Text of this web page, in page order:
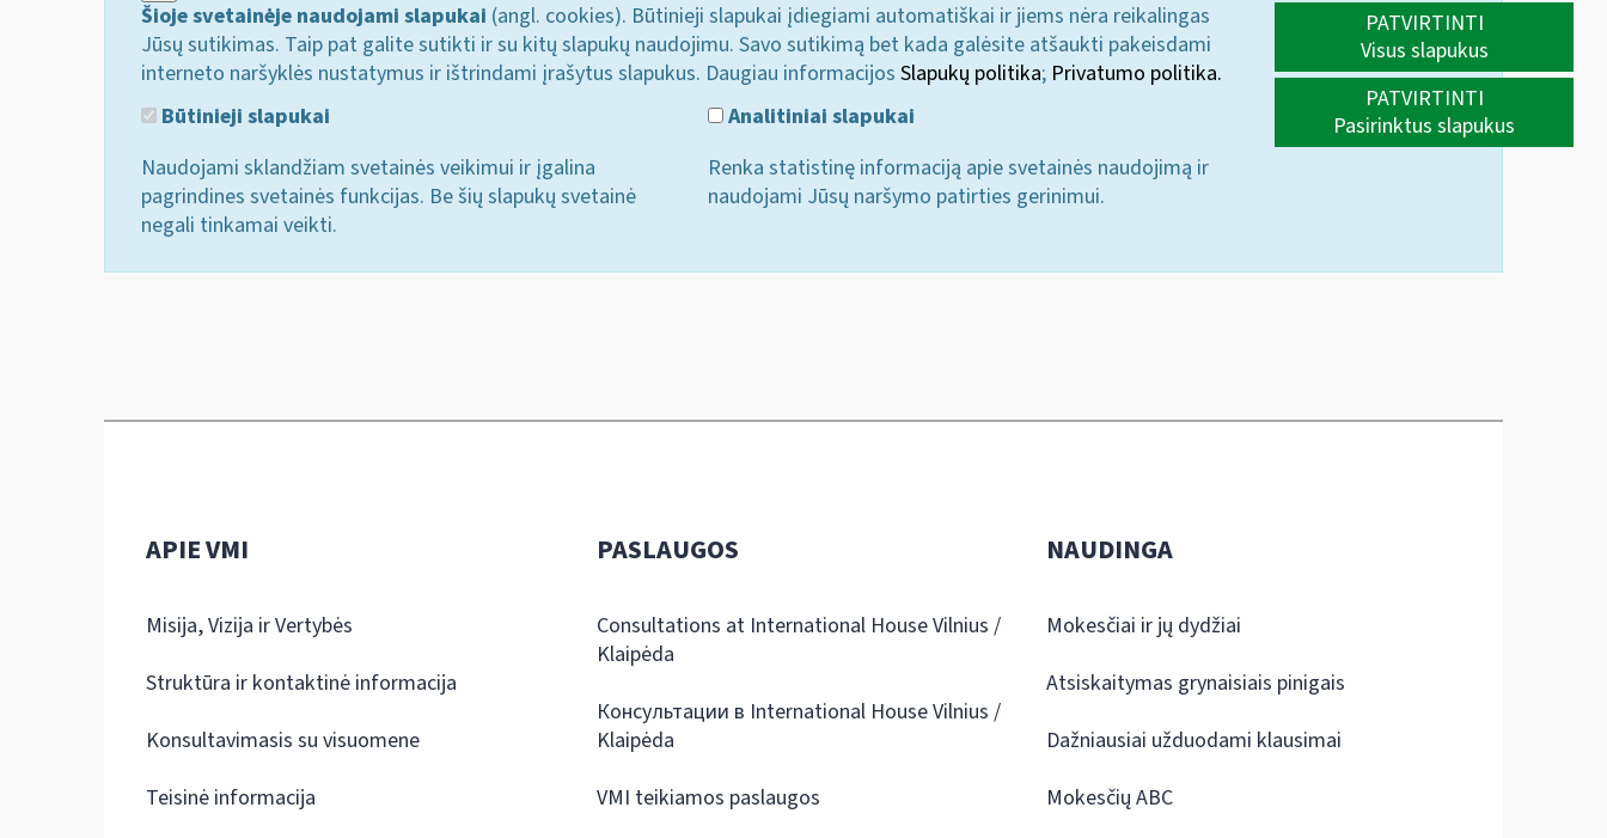
Šioje svetainėje naudojami slapukai (angl. cookies). Būtinieji slapukai įdiegiami automatiškai ir jiems nėra reikalingas
Jūsų sutikimas. Taip pat galite sutikti ir su kitų slapukų naudojimu. Savo sutikimą bet kada galėsite atšaukti pakeisdami
interneto naršyklės nustatymus ir ištrindami įrašytus slapukus. Daugiau informacijos Slapukų politika; Privatumo politika.
Būtinieji slapukai
Naudojami sklandžiam svetainės veikimui ir įgalina
pagrindines svetainės funkcijas. Be šių slapukų svetainė
negali tinkamai veikti.
Analitiniai slapukai
Renka statistinę informaciją apie svetainės naudojimą ir
naudojami Jūsų naršymo patirties gerinimui.
PATVIRTINTI
Visus slapukus
PATVIRTINTI
Pasirinktus slapukus
APIE VMI
Misija, Vizija ir Vertybės
Struktūra ir kontaktinė informacija
Konsultavimasis su visuomene
Teisinė informacija
PASLAUGOS
Consultations at International House Vilnius /
Klaipėda
Консультации в International House Vilnius /
Klaipėda
VMI teikiamos paslaugos
NAUDINGA
Mokesčiai ir jų dydžiai
Atsiskaitymas grynaisiais pinigais
Dažniausiai užduodami klausimai
Mokesčių ABC